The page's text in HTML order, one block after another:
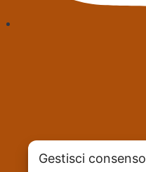
Gestisci consenso